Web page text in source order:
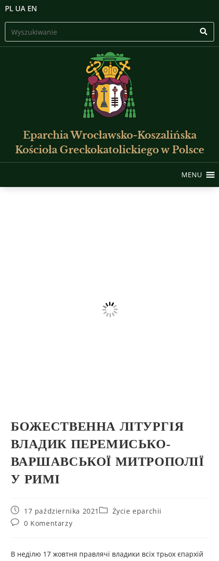
PL UA EN
Eparchia Wrocławsko-Koszalińska
Kościoła Greckokatolickiego w Polsce
MENU
БОЖЕСТВЕННА ЛІТУРГІЯ
ВЛАДИК ПЕРЕМИСЬКО-
ВАРШАВСЬКОЇ МИТРОПОЛІЇ
У РИМІ
17 października 2021
Życie eparchii
0 Komentarzy
В неділю 17 жовтня правлячі владики всіх трьох єпархій